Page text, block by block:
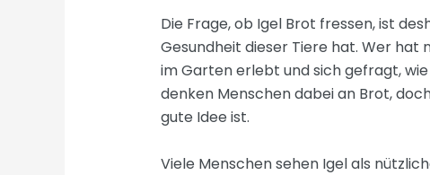
Die Frage, ob Igel Brot fressen, ist
Gesundheit dieser Tiere hat. Wer hat
im Garten erlebt und sich gefragt,
denken Menschen dabei an Brot,
gute Idee ist.
Viele Menschen sehen Igel als